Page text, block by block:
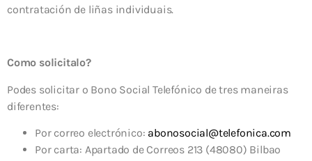
contratación de liñas individuais.
Como solicitalo?
Podes solicitar o Bono Social Telefónico de tres maneiras
diferentes:
Por correo electrónico: abonosocial@telefonica.com
Por carta: Apartado de Correos 213 (48080) Bilbao